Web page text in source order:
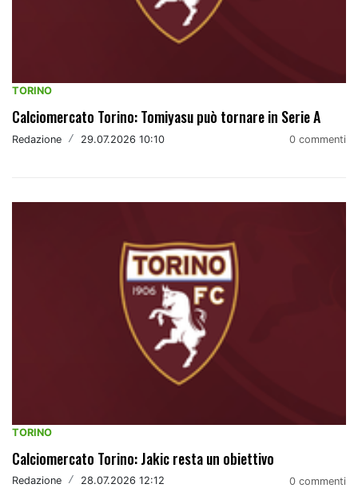
TORINO
Calciomercato Torino: Tomiyasu può tornare in Serie A
Redazione / 29.07.2026 10:10 0 commenti
TORINO
Calciomercato Torino: Jakic resta un obiettivo
Redazione / 28.07.2026 12:12 0 commenti